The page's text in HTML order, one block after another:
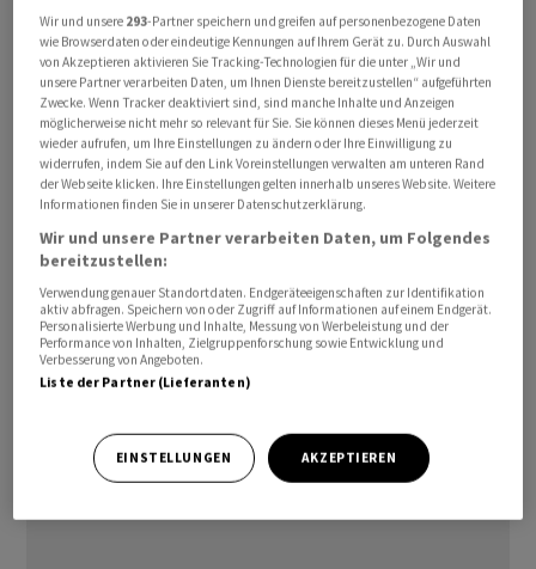
Die Ingbe-Stiftung hat zwar ihr Geld von Signa-Gründer
und Pleitier René Benko erhalten, Begünstigte sind
aber Familienmitglieder Benkos, vor allem seine Mutter
Ingeborg Benko, nach der die Stiftung auch benannt ist.
Daher argumentieren René Benko beziehungsweise sein
Anwalt, das Geld in der Ingbe-Stiftung gehöre nicht ihm.
Geld in der Stiftung in Sicherheit vor Gläubigern
gebracht zu haben.
Laut Beschluss des fürstlichen Obergerichts, der der
österreichischen Nachrichtenagentur APA in Auszügen
Verfahrenskosten zahlen, davon 164'000 Franken an die
Stiftung und 153'000 an Ingeborg Benko.
Wir und unsere 293-Partner speichern und greifen auf personenbezogene Daten
wie Browserdaten oder eindeutige Kennungen auf Ihrem Gerät zu. Durch Auswahl
von Akzeptieren aktivieren Sie Tracking-Technologien für die unter „Wir und
unsere Partner verarbeiten Daten, um Ihnen Dienste bereitzustellen“ aufgeführten
Zwecke. Wenn Tracker deaktiviert sind, sind manche Inhalte und Anzeigen
möglicherweise nicht mehr so relevant für Sie. Sie können dieses Menü jederzeit
wieder aufrufen, um Ihre Einstellungen zu ändern oder Ihre Einwilligung zu
widerrufen, indem Sie auf den Link Voreinstellungen verwalten am unteren Rand
der Webseite klicken. Ihre Einstellungen gelten innerhalb unseres Website. Weitere
Informationen finden Sie in unserer Datenschutzerklärung.
Wir und unsere Partner verarbeiten Daten, um Folgendes
bereitzustellen:
Verwendung genauer Standortdaten. Endgeräteeigenschaften zur Identifikation
aktiv abfragen. Speichern von oder Zugriff auf Informationen auf einem Endgerät.
Personalisierte Werbung und Inhalte, Messung von Werbeleistung und der
Performance von Inhalten, Zielgruppenforschung sowie Entwicklung und
Verbesserung von Angeboten.
Liste der Partner (Lieferanten)
EINSTELLUNGEN AKZEPTIEREN